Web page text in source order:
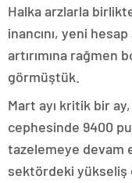
Halka arzlarla
inancını, yeni hesap
artırımına rağmen
görmüştük.
Mart ayı kritik bir
cephesinde 9400
tazelemeye devam
sektördeki yükseliş